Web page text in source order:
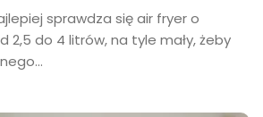
sprawdza się air fryer o
2,5 do 4 litrów, na tyle mały, żeby